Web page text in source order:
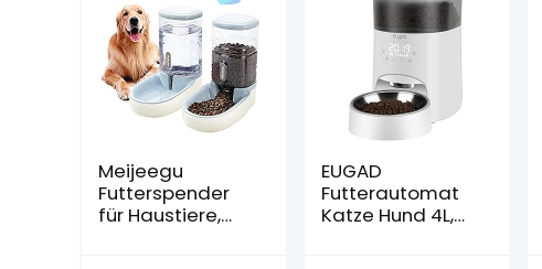
Meijeegu
Futterspender
für Haustiere,
EUGAD
Futterautomat
Katze Hund 4L,